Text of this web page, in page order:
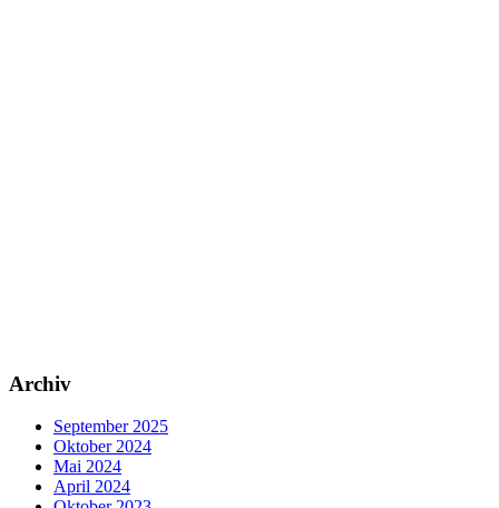
Archiv
September 2025
Oktober 2024
Mai 2024
April 2024